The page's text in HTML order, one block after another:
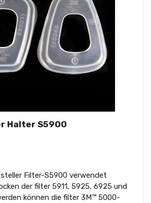
Halter S5900
Filter-S5900 verwendet
der filter 5911, 5925, 6925 und
können die filter 3M™ 5000-